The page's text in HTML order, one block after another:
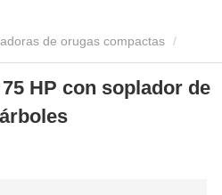
de orugas compactas
de nieve y cizalla de árboles
HP con soplador de